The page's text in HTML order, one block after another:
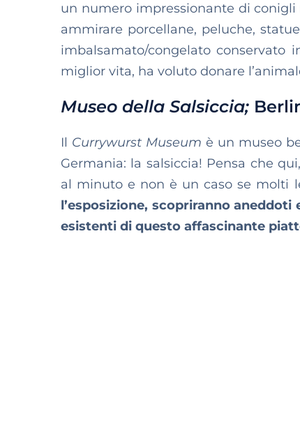
un numero impressionante di
ammirare porcellane, peluche,
imbalsamato/congelato conservato
miglior vita, ha voluto donare
Museo della Salsiccia;
Il Currywurst Museum è un museo
Germania: la salsiccia! Pensa che
al minuto e non è un caso se molti
l’esposizione, scopriranno
esistenti di questo affascinante